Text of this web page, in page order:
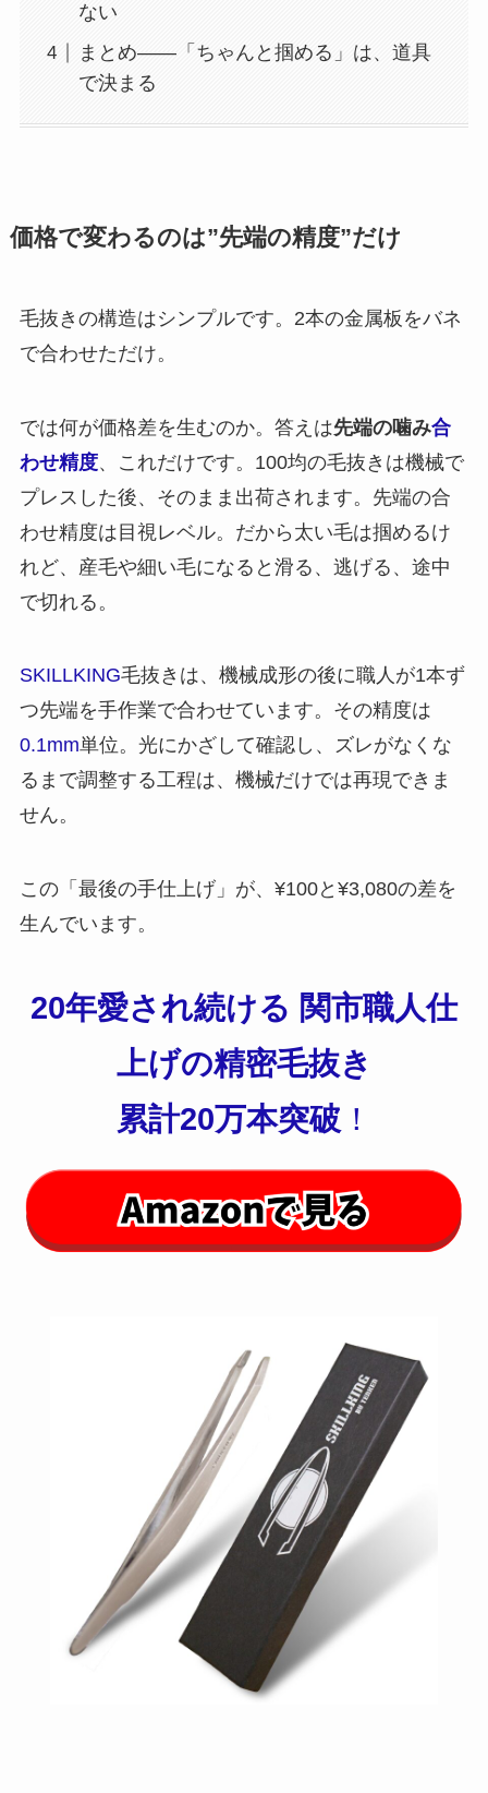
ない
まとめ——「ちゃんと掴める」は、道具
で決まる
価格で変わるのは”先端の精度”だけ
毛抜きの構造はシンプルです。2本の金属板をバネ
で合わせただけ。
では何が価格差を生むのか。答えは先端の噛み合
わせ精度、これだけです。100均の毛抜きは機械で
プレスした後、そのまま出荷されます。先端の合
わせ精度は目視レベル。だから太い毛は掴めるけ
れど、産毛や細い毛になると滑る、逃げる、途中
で切れる。
SKILLKING毛抜きは、機械成形の後に職人が1本ず
つ先端を手作業で合わせています。その精度は
0.1mm単位。光にかざして確認し、ズレがなくな
るまで調整する工程は、機械だけでは再現できま
せん。
この「最後の手仕上げ」が、¥100と¥3,080の差を
生んでいます。
20年愛され続ける 関市職人仕
上げの精密毛抜き
累計20万本突破 ！